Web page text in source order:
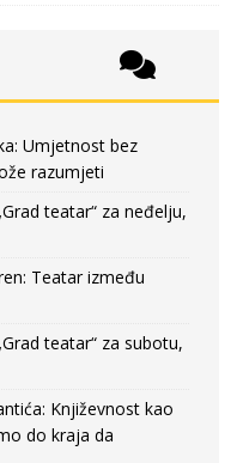
Umjetnost bez
razumjeti
teatar“ za neđelju,
Teatar između
teatar“ za subotu,
Književnost kao
do kraja da